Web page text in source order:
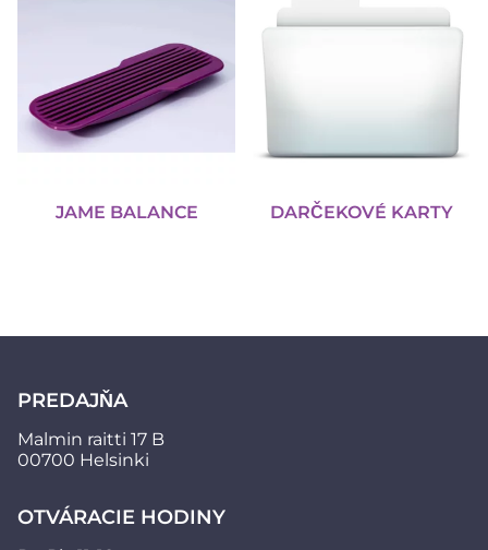
JAME BALANCE DARČEKOVÉ KARTY
PREDAJŇA
Malmin raitti 17 B
00700 Helsinki
OTVÁRACIE HODINY